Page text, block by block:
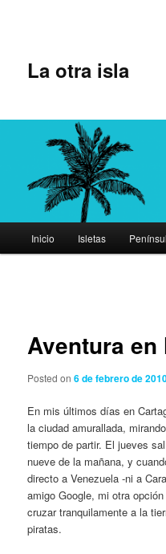
La otra isla
Inicio Isletas
Aventura en
Posted on6 de febrero de
En mis últimos días en
la ciudad amurallada,
tiempo de partir. El jueves
nueve de la mañana, y
directo a Venezuela -ni a
amigo Google, mi otra
cruzar tranquilamente a la
piratas.